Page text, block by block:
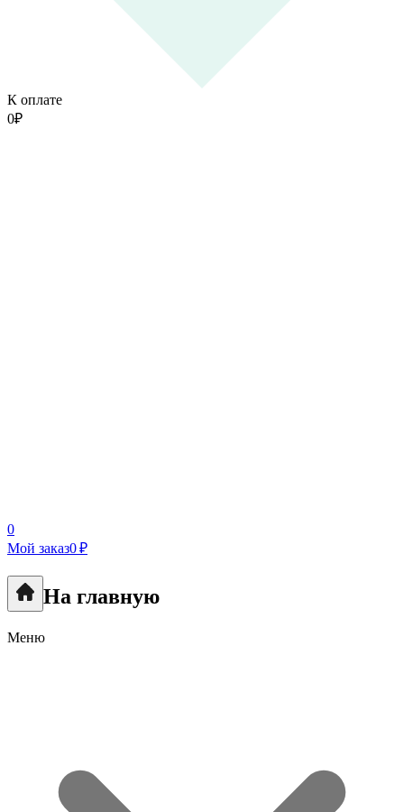
К оплате
0₽
0
Мой заказ0 ₽
На главную
Меню